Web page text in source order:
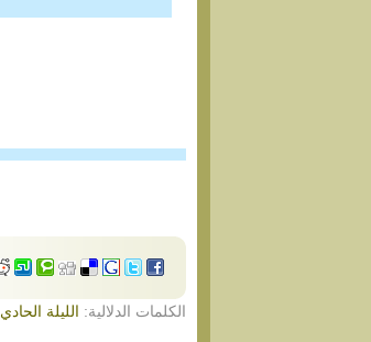
الكلمات الدلالية: الليلة